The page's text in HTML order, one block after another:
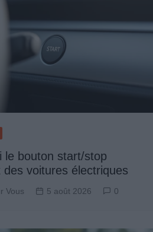
le bouton start/stop
des voitures électriques
Vous 5 août 2026 0